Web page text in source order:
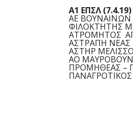
Α1 ΕΠΣΛ
ΑΕ ΒΟΥΝΑΙΝΩΝ
ΦΙΛΟΚΤΗΤΗΣ
ΑΤΡΟΜΗΤΟΣ
ΑΣΤΡΑΠΗ ΝΕΑΣ
ΑΣΤΗΡ
ΑΟ
ΠΡΟΜΗΘΕΑΣ –